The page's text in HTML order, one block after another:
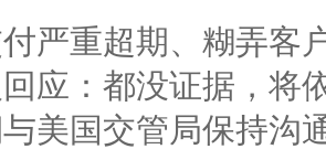
严重超期、糊弄客
应：都没证据，将
美国交管局保持沟